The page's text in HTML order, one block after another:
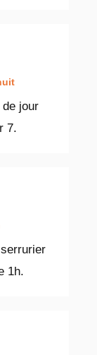
jour
7.
1h.